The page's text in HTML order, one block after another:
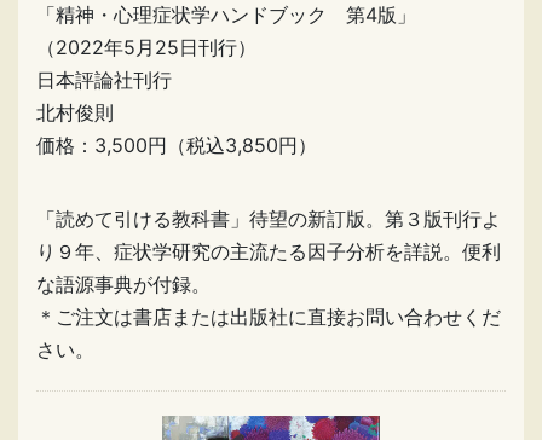
「精神・心理症状学ハンドブック 第4版」
（2022年5月25日刊行）
日本評論社刊行
北村俊則
価格：3,500円（税込3,850円）
「読めて引ける教科書」待望の新訂版。第３版刊行よ
り９年、症状学研究の主流たる因子分析を詳説。便利
な語源事典が付録。
＊ご注文は書店または出版社に直接お問い合わせくだ
さい。